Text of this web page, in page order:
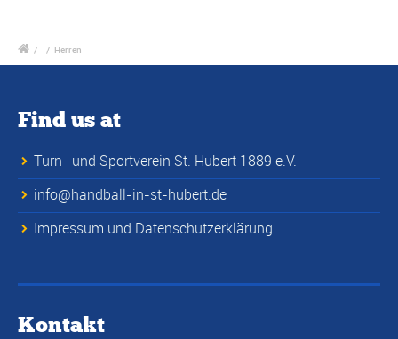
/ / Herren
Find us at
Turn- und Sportverein St. Hubert 1889 e.V.
info@handball-in-st-hubert.de
Impressum und Datenschutzerklärung
Kontakt